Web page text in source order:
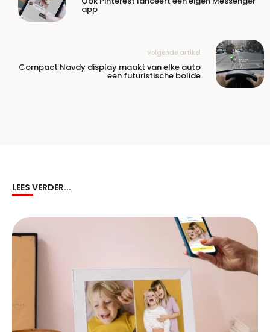
app
Volgende artikel
Compact Navdy display maakt van elke auto
een futuristische bolide
LEES VERDER...